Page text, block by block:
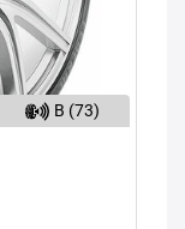
B (73)